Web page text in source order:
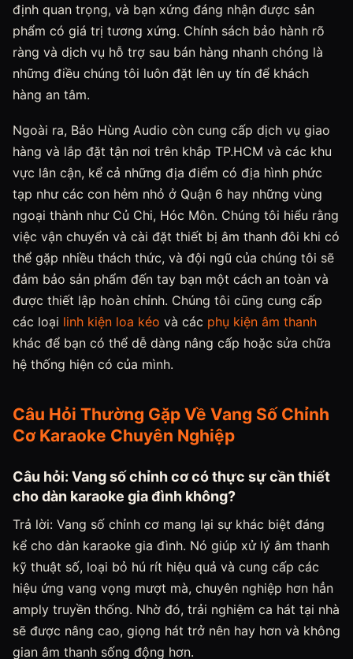
định quan trọng, và bạn xứng đáng nhận được sản
phẩm có giá trị tương xứng. Chính sách bảo hành rõ
ràng và dịch vụ hỗ trợ sau bán hàng nhanh chóng là
những điều chúng tôi luôn đặt lên uy tín để khách
hàng an tâm.
Ngoài ra, Bảo Hùng Audio còn cung cấp dịch vụ giao
hàng và lắp đặt tận nơi trên khắp TP.HCM và các khu
vực lân cận, kể cả những địa điểm có địa hình phức
tạp như các con hẻm nhỏ ở Quận 6 hay những vùng
ngoại thành như Củ Chi, Hóc Môn. Chúng tôi hiểu rằng
việc vận chuyển và cài đặt thiết bị âm thanh đôi khi có
thể gặp nhiều thách thức, và đội ngũ của chúng tôi sẽ
đảm bảo sản phẩm đến tay bạn một cách an toàn và
được thiết lập hoàn chỉnh. Chúng tôi cũng cung cấp
các loại linh kiện loa kéo và các phụ kiện âm thanh
khác để bạn có thể dễ dàng nâng cấp hoặc sửa chữa
hệ thống hiện có của mình.
Câu Hỏi Thường Gặp Về Vang Số Chỉnh
Cơ Karaoke Chuyên Nghiệp
Câu hỏi: Vang số chỉnh cơ có thực sự cần thiết
cho dàn karaoke gia đình không?
Trả lời: Vang số chỉnh cơ mang lại sự khác biệt đáng
kể cho dàn karaoke gia đình. Nó giúp xử lý âm thanh
kỹ thuật số, loại bỏ hú rít hiệu quả và cung cấp các
hiệu ứng vang vọng mượt mà, chuyên nghiệp hơn hẳn
amply truyền thống. Nhờ đó, trải nghiệm ca hát tại nhà
sẽ được nâng cao, giọng hát trở nên hay hơn và không
gian âm thanh sống động hơn.